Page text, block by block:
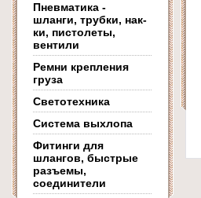
Пневматика -
шланги, трубки, нак-
ки, пистолеты,
вентили
Ремни крепления
груза
Светотехника
Система выхлопа
Фитинги для
шлангов, быстрые
разъемы,
соединители